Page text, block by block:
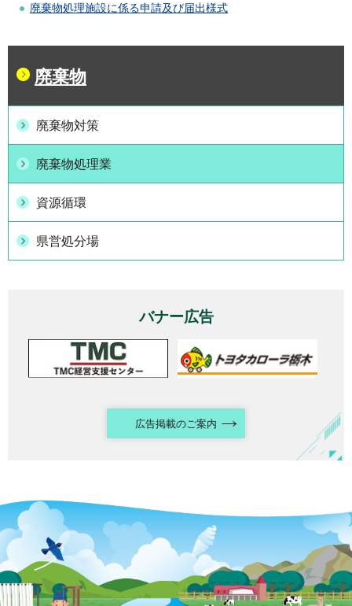
廃棄物処理施設に係る申請及び届出様式
廃棄物
廃棄物対策
廃棄物処理業
資源循環
県営処分場
バナー広告
広告掲載のご案内